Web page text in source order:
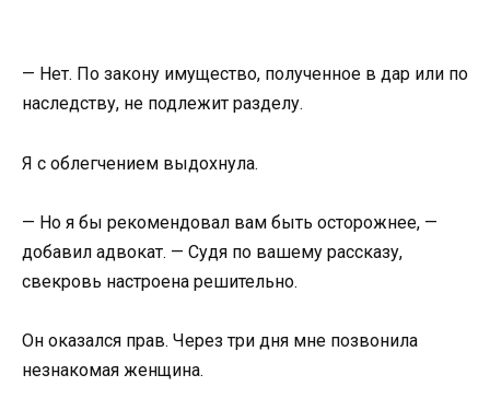
— Нет. По закону имущество, полученное в дар или по
наследству, не подлежит разделу.
Я с облегчением выдохнула.
— Но я бы рекомендовал вам быть осторожнее, —
добавил адвокат. — Судя по вашему рассказу,
свекровь настроена решительно.
Он оказался прав. Через три дня мне позвонила
незнакомая женщина.